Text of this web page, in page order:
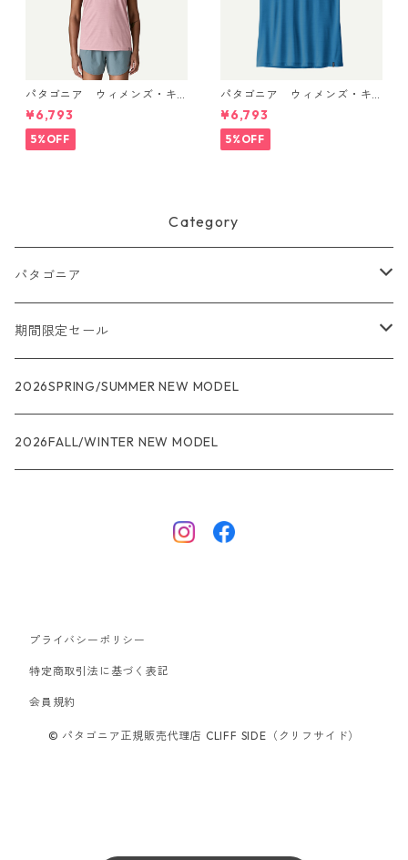
パタゴニア ウィメンズ・キ
ャプリーン・クール・ウルト
ラ・タンク Light Violet - Qu
iet Violet X-Dye 44740 日本
正規品
¥6,793
5%OFF
パタゴニア ウィメンズ・キ
ャプリーン・クール・ウルト
ラ・タンク Aquatic Blue - Li
ght Aquatic Blue X-Dye 447
40 日本正規品
¥6,793
5%OFF
Category
パタゴニア
メンズ
R1
R1エア
ウィメンズ
R1
ジャケット・アウター
スウェットシャツ・フーディ
ボードショーツ
期間限定セール
★★★
レインウェアー
2026SPRING/SUMMER NEW MODEL
2026FALL/WINTER NEW MODEL
プライバシーポリシー
特定商取引法に基づく表記
会員規約
© パタゴニア正規販売代理店 CLIFF SIDE（クリフサイド）